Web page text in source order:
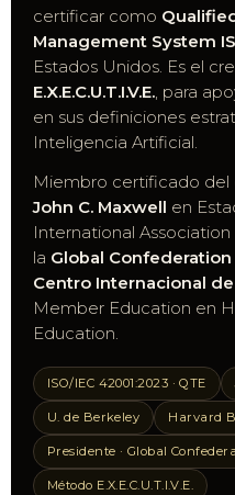
certificar como
Management System
Estados Unidos. Es el
E.X.E.C.U.T.I.V.E., para
en sus definiciones
Inteligencia Artificial.
Miembro certificado
John C. Maxwell
en
International
la Global
Centro Internacional
Member Education en
Education.
ISO/IEC 42001:2023 · QTE
U. de Berkeley Harvard
Presidente · Global
Método E.X.E.C.U.T.I.V.E.